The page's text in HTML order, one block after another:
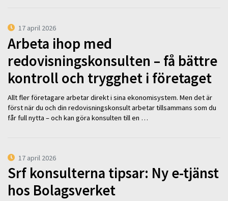
17 april 2026
Arbeta ihop med
redovisningskonsulten – få bättre
kontroll och trygghet i företaget
Allt fler företagare arbetar direkt i sina ekonomisystem. Men det är
först när du och din redovisningskonsult arbetar tillsammans som du
får full nytta – och kan göra konsulten till en …
17 april 2026
Srf konsulterna tipsar: Ny e-tjänst
hos Bolagsverket